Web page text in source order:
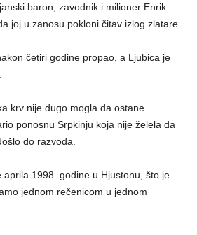
baron, zavodnik i milioner Enrik
joj u zanosu pokloni čitav izlog zlatare.
četiri godine propao, a Ljubica je
krv nije dugo mogla da ostane
ponosnu Srpkinju koja nije želela da
do razvoda.
aprila 1998. godine u Hjustonu, što je
jednom rečenicom u jednom